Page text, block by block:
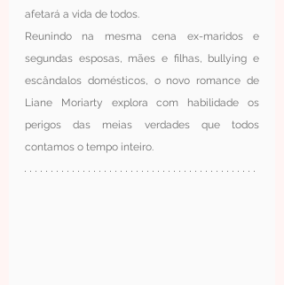
afetará a vida de todos.
Reunindo na mesma cena ex-maridos e
segundas esposas, mães e filhas, bullying e
escândalos domésticos, o novo romance de
Liane Moriarty explora com habilidade os
perigos das meias verdades que todos
contamos o tempo inteiro.